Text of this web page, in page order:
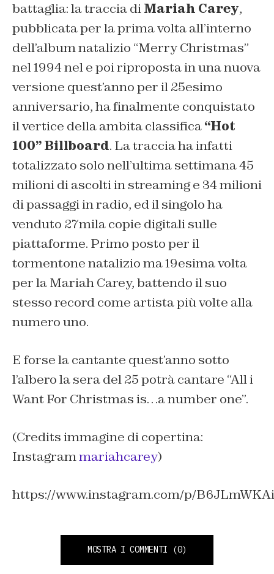
battaglia: la traccia diMariah Carey,
pubblicata per la prima volta all’interno
dell’album natalizio “Merry Christmas”
nel 1994 nel e poi riproposta in una nuova
versione quest’anno per il 25esimo
anniversario, ha finalmente conquistato
il vertice della ambita classifica“Hot
100” Billboard. La traccia ha infatti
totalizzato solo nell’ultima settimana 45
milioni di ascolti in streaming e 34 milioni
di passaggi in radio, ed il singolo ha
venduto 27mila copie digitali sulle
piattaforme. Primo posto per il
tormentone natalizio ma 19esima volta
per la Mariah Carey, battendo il suo
stesso record come artista più volte alla
numero uno.
E forse la cantante quest’anno sotto
l’albero la sera del 25 potrà cantare “All i
Want For Christmas is…a number one”.
(Credits immagine di copertina:
Instagrammariahcarey)
https://www.instagram.com/p/
MOSTRA I COMMENTI (0)